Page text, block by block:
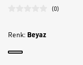
(0)
Renk: Beyaz